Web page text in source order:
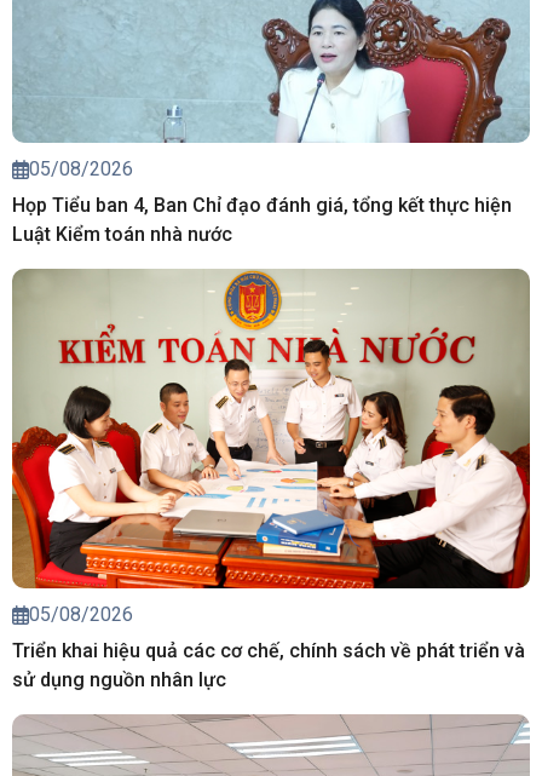
05/08/2026
Họp Tiểu ban 4, Ban Chỉ đạo đánh giá, tổng kết thực hiện
Luật Kiểm toán nhà nước
05/08/2026
Triển khai hiệu quả các cơ chế, chính sách về phát triển và
sử dụng nguồn nhân lực